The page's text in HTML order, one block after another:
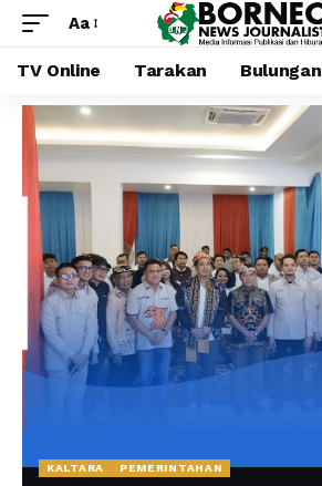
Aa
TV Online Tarakan Bulungan
KALTARA PEMERINTAHAN